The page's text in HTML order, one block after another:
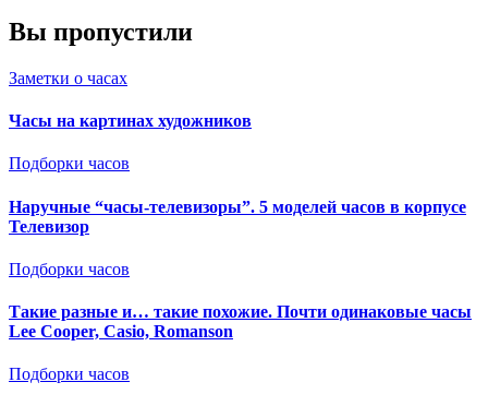
Вы пропустили
Заметки о часах
Часы на картинах художников
Подборки часов
Наручные “часы-телевизоры”. 5 моделей часов в корпусе
Телевизор
Подборки часов
Такие разные и… такие похожие. Почти одинаковые часы
Lee Cooper, Casio, Romanson
Подборки часов